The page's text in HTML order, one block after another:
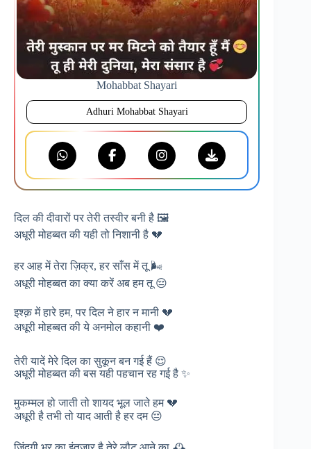
Mohabbat Shayari
Adhuri Mohabbat Shayari
दिल की दीवारों पर तेरी तस्वीर बनी है 🖼️
अधूरी मोहब्बत की यही तो निशानी है 💔
हर आह में तेरा ज़िक्र, हर साँस में तू 🌬️
अधूरी मोहब्बत का क्या करें अब हम तू 😔
इश्क़ में हारे हम, पर दिल ने हार न मानी 💔
अधूरी मोहब्बत की ये अनमोल कहानी ❤️
तेरी यादें मेरे दिल का सुकून बन गई हैं 😌
अधूरी मोहब्बत की बस यही पहचान रह गई है ✨
मुकम्मल हो जाती तो शायद भूल जाते हम 💔
अधूरी है तभी तो याद आती है हर दम 😔